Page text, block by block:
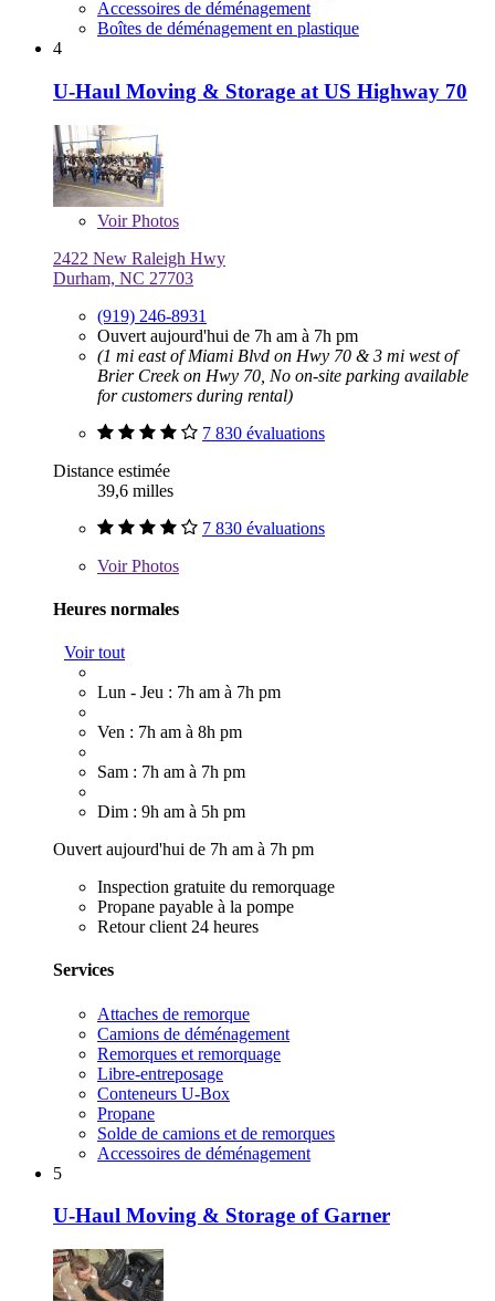
Accessoires de déménagement
Boîtes de déménagement en plastique
4
U-Haul Moving & Storage at US Highway 70
VoirPhotos
2422 New Raleigh Hwy
Durham, NC 27703
(919) 246-8931
Ouvert aujourd'hui de 7h am à 7h pm
(1 mi east of Miami Blvd on Hwy 70 & 3 mi west of
Brier Creek on Hwy 70, No on-site parking available
for customers during rental)
7 830 évaluations
Distance estimée
39,6 milles
7 830 évaluations
VoirPhotos
Heures normales
Voir tout
Lun - Jeu : 7h am à 7h pm
Ven : 7h am à 8h pm
Sam : 7h am à 7h pm
Dim : 9h am à 5h pm
Ouvert aujourd'hui de 7h am à 7h pm
Inspection gratuite du remorquage
Propane payable à la pompe
Retour client 24 heures
Services
Attaches de remorque
Camions de déménagement
Remorques et remorquage
Libre-entreposage
Conteneurs U-Box
Propane
Solde de camions et de remorques
Accessoires de déménagement
5
U-Haul Moving & Storage of Garner